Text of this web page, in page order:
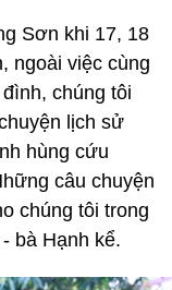
Sơn khi 17, 18
ngoài việc cùng
chúng tôi
lịch sử
hùng cứu
câu chuyện
chúng tôi trong
bà Hạnh kể.